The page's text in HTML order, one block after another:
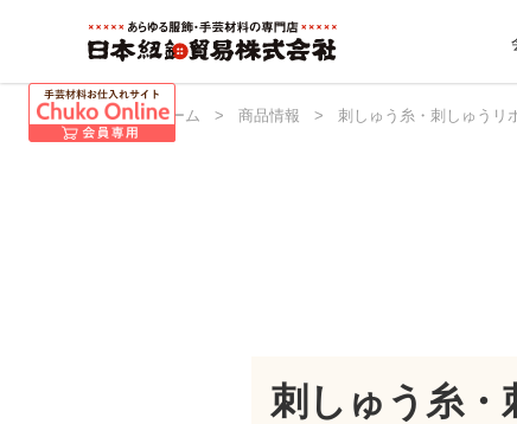
日本紐釦 ホーム > 商品情報 > 刺しゅう糸・刺しゅうリ
刺しゅう糸・